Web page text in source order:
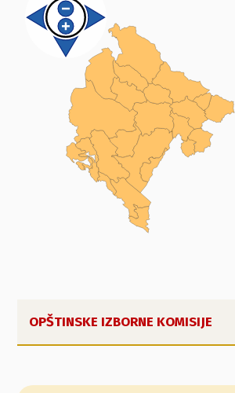
OPŠTINSKE IZBORNE KOMISIJE